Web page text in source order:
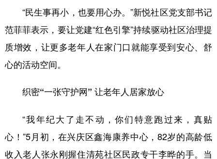
“民生事再小，也要用心办。”新悦社区党支部书记
范菲菲表示，要让党建“红色引擎”持续驱动社区治理提
质增效，让更多老年人在家门口就能享受到安心、舒
心的活动空间。
织密“一张守护网” 让老年人居家放心
“我年纪大了走不动，你们特意跑过来，真贴
心！”5月初，在兴庆区鑫海康养中心，82岁的高龄低
收入老人张永刚握住清苑社区民政专干李晔的手。当